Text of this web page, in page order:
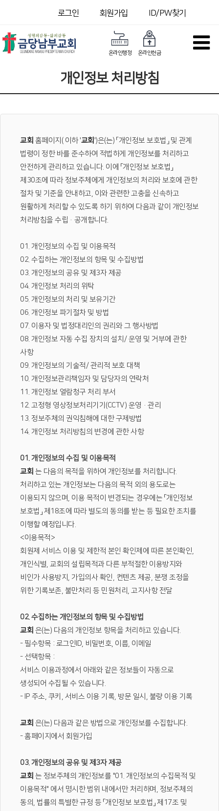
로그인 회원가입 ID/PW찾기
온라인행정 온라인헌금
개인정보 처리방침
교회 홈페이지(이하 '교회 ')은(는) 「개인정보 보호법」 및 관계
법령이 정한 바를 준수하여 적법하게 개인정보를 처리하고
안전하게 관리하고 있습니다. 이에 「개인정보 보호법」
제30조에 따라 정보주체에게 개인정보의 처리와 보호에 관한
절차 및 기준을 안내하고, 이와 관련한 고충을 신속하고
원활하게 처리할 수 있도록 하기 위하여 다음과 같이 개인정보
처리방침을 수립·공개합니다.
01. 개인정보의 수집 및 이용목적
02. 수집하는 개인정보의 항목 및 수집방법
03. 개인정보의 공유 및 제3자 제공
04. 개인정보 처리의 위탁
05. 개인정보의 처리 및 보유기간
06. 개인정보 파기절차 및 방법
07. 이용자 및 법정대리인의 권리와 그 행사방법
08. 개인정보 자동 수집 장치의 설치/ 운영 및 거부에 관한
사항
09. 개인정보의 기술적/ 관리적 보호 대책
10. 개인정보관리책임자 및 담당자의 연락처
11. 개인정보 열람청구 처리 부서
12. 고정형 영상정보처리기기(CCTV) 운영·관리
13. 정보주체의 권익침해에 대한 구제방법
14. 개인정보 처리방침의 변경에 관한 사항
01. 개인정보의 수집 및 이용목적
교회 는 다음의 목적을 위하여 개인정보를 처리합니다.
처리하고 있는 개인정보는 다음의 목적 외의 용도로는
이용되지 않으며, 이용 목적이 변경되는 경우에는 「개인정보
보호법」 제18조에 따라 별도의 동의를 받는 등 필요한 조치를
이행할 예정입니다.
<이용목적>
회원제 서비스 이용 및 제한적 본인 확인제에 따른 본인확인,
개인식별, 교회의 설립목적과 다른 부적절한 이용방지와
비인가 사용방지, 가입의사 확인, 컨텐츠 제공, 분쟁 조정을
위한 기록보존, 불만처리 등 민원처리, 고지사항 전달
02. 수집하는 개인정보의 항목 및 수집방법
교회 은(는) 다음의 개인정보 항목을 처리하고 있습니다.
- 필수항목 : 로그인ID, 비밀번호, 이름, 이메일
- 선택항목 :
서비스 이용과정에서 아래와 같은 정보들이 자동으로
생성되어 수집될 수 있습니다.
- IP 주소, 쿠키, 서비스 이용 기록, 방문 일시, 불량 이용 기록
교회 은(는) 다음과 같은 방법으로 개인정보를 수집합니다.
- 홈페이지에서 회원가입
03. 개인정보의 공유 및 제3자 제공
교회 는 정보주체의 개인정보를 "01. 개인정보의 수집목적 및
이용목적" 에서 명시한 범위 내에서만 처리하며, 정보주체의
동의, 법률의 특별한 규정 등 「개인정보 보호법」 제17조 및